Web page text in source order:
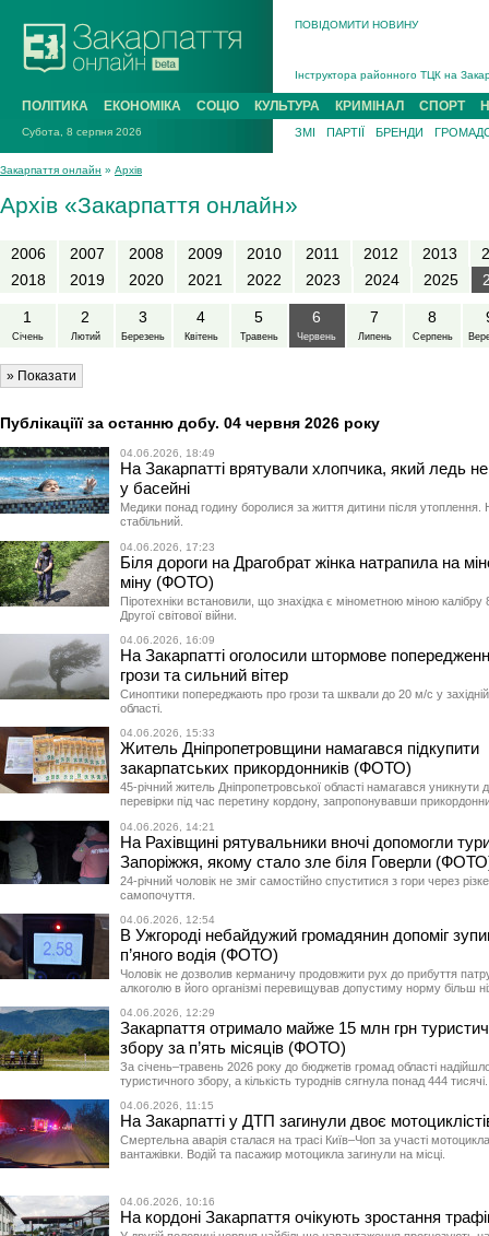
ПОВІДОМИТИ НОВИНУ
В Ужгороді попрощаються із
В Ужгороді 5 серпня
Підтвердили загибель захисника
ПОЛІТИКА ЕКОНОМІКА СОЦІО КУЛЬТУРА КРИМІНАЛ СПОРТ
Субота, 8 серпня 2026 ЗМІ ПАРТІЇ БРЕНДИ
Закарпаття онлайн » Архів
Архів «Закарпаття онлайн»
2006 2007 2008 2009 2010 2011 2012 2013
2018
2019 2020 2021 2022 2023 2024 2025
1
Січень
2
Лютий
3
Березень
4
Квітень
5
Травень
6
Червень
7
Липень
8
Серпень
Публікаціїї за останню добу. 04 червня 2026 року
04.06.2026, 18:49
На Закарпатті врятували хлопчика, який ледь
у басейні
Медики понад годину боролися за життя дитини після утоплення.
стабільний.
04.06.2026, 17:23
Біля дороги на Драгобрат жінка натрапила на
міну (ФОТО)
Піротехніки встановили, що знахідка є мінометною міною калібру
Другої світової війни.
04.06.2026, 16:09
На Закарпатті оголосили штормове
грози та сильний вітер
Синоптики попереджають про грози та шквали до 20 м/с у західній
області.
04.06.2026, 15:33
Житель Дніпропетровщини намагався підкупити
закарпатських прикордонників (ФОТО)
45-річний житель Дніпропетровської області намагався уникнути
перевірки під час перетину кордону, запропонувавши
04.06.2026, 14:21
На Рахівщині рятувальники вночі допомогли
Запоріжжя, якому стало зле біля Говерли
24-річний чоловік не зміг самостійно спуститися з гори через
самопочуття.
04.06.2026, 12:54
В Ужгороді небайдужий громадянин допоміг
п’яного водія (ФОТО)
Чоловік не дозволив керманичу продовжити рух до прибуття
алкоголю в його організмі перевищував допустиму норму більш
04.06.2026, 12:29
Закарпаття отримало майже 15 млн грн
збору за п’ять місяців (ФОТО)
За січень–травень 2026 року до бюджетів громад області
туристичного збору, а кількість туроднів сягнула понад 444 тисячі.
04.06.2026, 11:15
На Закарпатті у ДТП загинули двоє
Смертельна аварія сталася на трасі Київ–Чоп за участі
вантажівки. Водій та пасажир мотоцикла загинули на місці.
04.06.2026, 10:16
На кордоні Закарпаття очікують зростання